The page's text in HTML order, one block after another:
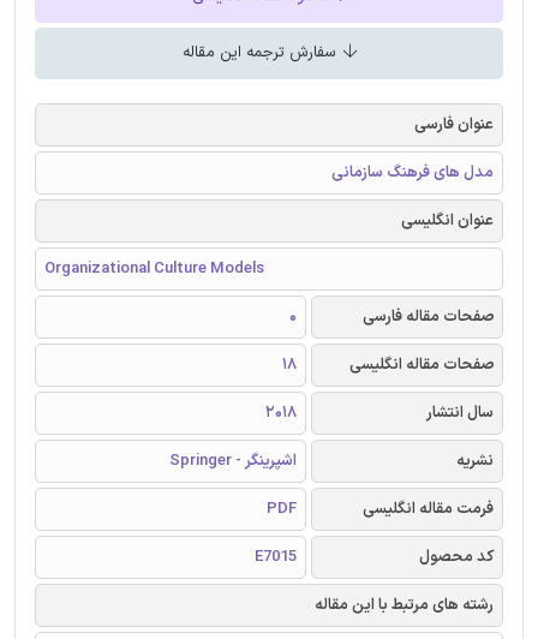
سفارش ترجمه این مقاله
عنوان فارسی
مدل های فرهنگ سازمانی
عنوان انگلیسی
Organizational Culture Models
صفحات مقاله فارسی
0
صفحات مقاله انگلیسی
18
سال انتشار
2018
نشریه
اشپرینگر - Springer
فرمت مقاله انگلیسی
PDF
کد محصول
E7015
رشته های مرتبط با این مقاله